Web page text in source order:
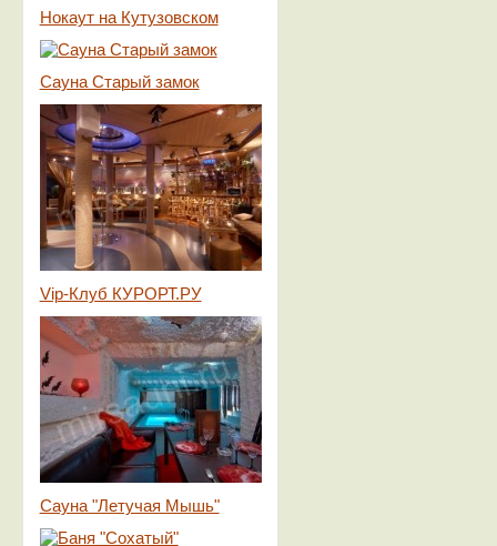
Нокаут на Кутузовском
Сауна Старый замок
Vip-Клуб КУРОРТ.РУ
Сауна "Летучая Мышь"